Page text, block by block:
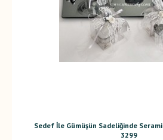
Sedef İle Gümüşün Sadeliğinde
3299